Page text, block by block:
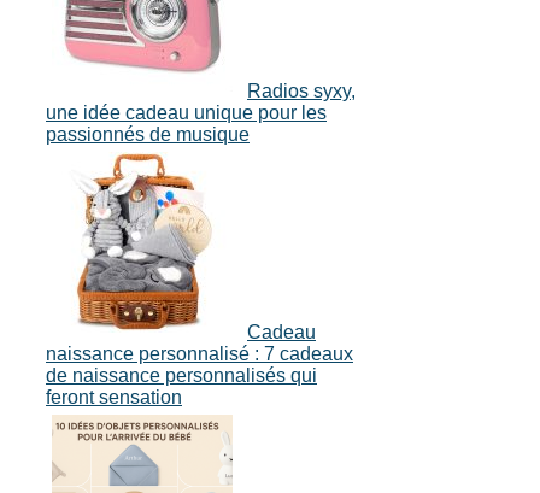
Radios syxy,
une idée cadeau unique pour les
passionnés de musique
Cadeau
naissance personnalisé : 7 cadeaux
de naissance personnalisés qui
feront sensation